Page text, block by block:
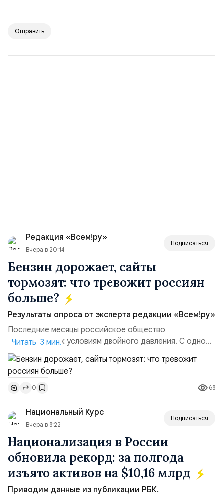
Отправить
Редакция «Всем!ру»
Вчера в 20:14
Подписаться
Бензин дорожает, сайты
тормозят: что тревожит россиян
больше?
Результаты опроса от эксперта редакции «Всем!ру»
Последние месяцы российское общество
адаптируется к условиям двойного давления. С одной
стороны, происходит рост цен на товары первой
необходимости, инфляция и локальные сбои в
поставках бензина. А с другой – технологическая
турбулентность: перебои в работе интернета,
блокировки сайтов, необходимость осваивать VPN и
российские платформы.Что из этого бье...
Читать 3 мин.
0 68
Национальный Курс
Вчера в 8:22
Подписаться
Национализация в России
обновила рекорд: за полгода
изъято активов на $10,16 млрд
Приводим данные из публикации РБК.